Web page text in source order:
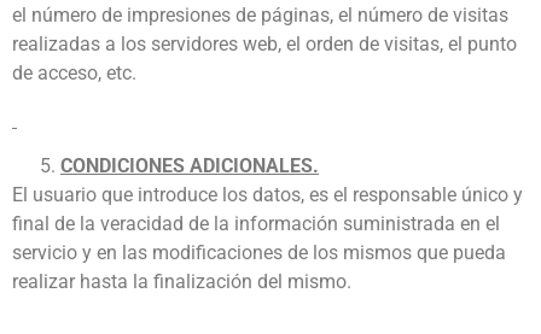
el número de impresiones de páginas, el número de visitas
realizadas a los servidores web, el orden de visitas, el punto
de acceso, etc.
CONDICIONES ADICIONALES.
El usuario que introduce los datos, es el responsable único y
final de la veracidad de la información suministrada en el
servicio y en las modificaciones de los mismos que pueda
realizar hasta la finalización del mismo.